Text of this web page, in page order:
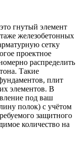
гнутый элемент
железобетонных
сетку
проектное
распределить
Такие
плит
элементов. В
под ваш
полок) с учётом
защитного
количество на